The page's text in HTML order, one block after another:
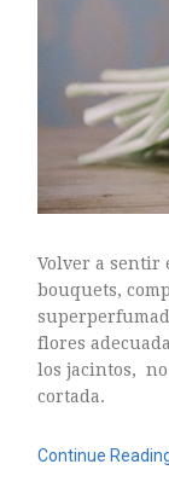
Volver a sentir
bouquets,
flores
los jacintos,
cortada.
Continue